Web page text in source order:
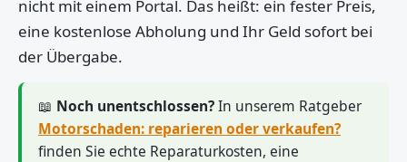
nicht mit einem Portal. Das heißt: ein fester Preis,
eine kostenlose Abholung und Ihr Geld sofort bei
der Übergabe.
📖 Noch unentschlossen?In unserem Ratgeber
Motorschaden: reparieren oder verkaufen?
finden Sie echte Reparaturkosten, eine